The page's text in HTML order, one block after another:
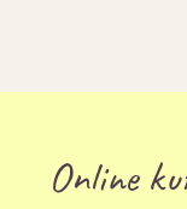
Online